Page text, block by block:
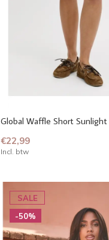
Global Waffle Short Sunlight
€22,99
Incl. btw
SALE
-50%